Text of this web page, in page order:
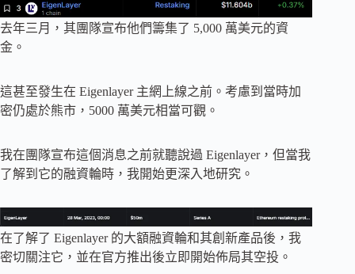
去年三月，其團隊宣布他們籌集了 5,000 萬美元的資
金。
這甚至發生在 Eigenlayer 主網上線之前。考慮到當時加
密仍處於熊市，5000 萬美元相當可觀。
我在團隊宣布這個消息之前就聽說過 Eigenlayer，但當我
了解到它的融資輪時，我開始更深入地研究。
在了解了 Eigenlayer 的大額融資輪和其創新產品後，我
密切關注它，並在官方推出後立即開始佈局其空投。